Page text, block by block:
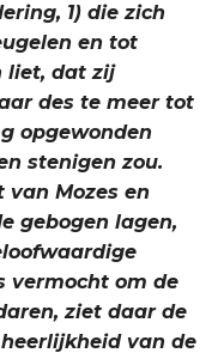
1) die zich
en tot
liet, dat zij
des te meer tot
opgewonden
stenigen zou.
Mozes en
gebogen lagen,
vermocht om de
ziet daar de
heerlijkheid van de